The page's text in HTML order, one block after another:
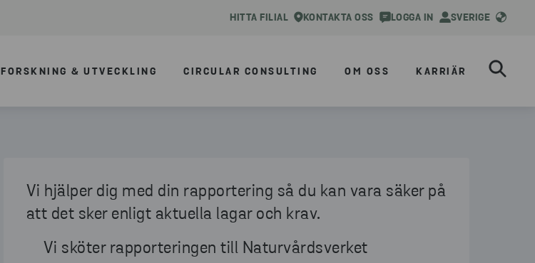
HITTA FILIAL KONTAKTA OSS LOGGA IN SVERIGE
FORSKNING & UTVECKLING CIRCULAR CONSULTING OM OSS KARRIÄR
Vi hjälper dig med din rapportering så du kan vara säker på
att det sker enligt aktuella lagar och krav.
Vi sköter rapporteringen till Naturvårdsverket